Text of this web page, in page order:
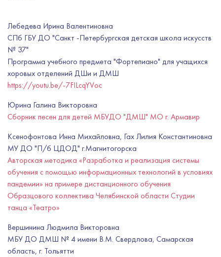
Лебедева Ирина Валентиновна
СПб ГБУ ДО "Санкт -Петербургская детская школа искусств
№ 37"
Программа учебного предмета "Фортепиано" для учащихся
хоровых отделений ДШи и ДМШ
https://youtu.be/-7FILcqYVoc
Юрина Галина Викторовна
Сборник песен для детей МБУДО "ДМШ" МО г. Армавир
Ксенофонтова Инна Михайловна, Гах Лилия Константиновна
МУ ДО "П/б ЦДОД" г.Магнитогорска
Авторская методика «Разработка и реализация системы
обучения с помощью информационных технологий в условиях
пандемии» на примере дистанционного обучения
Образцового коллектива Челябинской области Студии
танца «Театро»
Вершинина Людмила Викторовна
МБУ ДО ДМШ № 4 имени В.М. Свердлова, Самарская
область, г. Тольятти